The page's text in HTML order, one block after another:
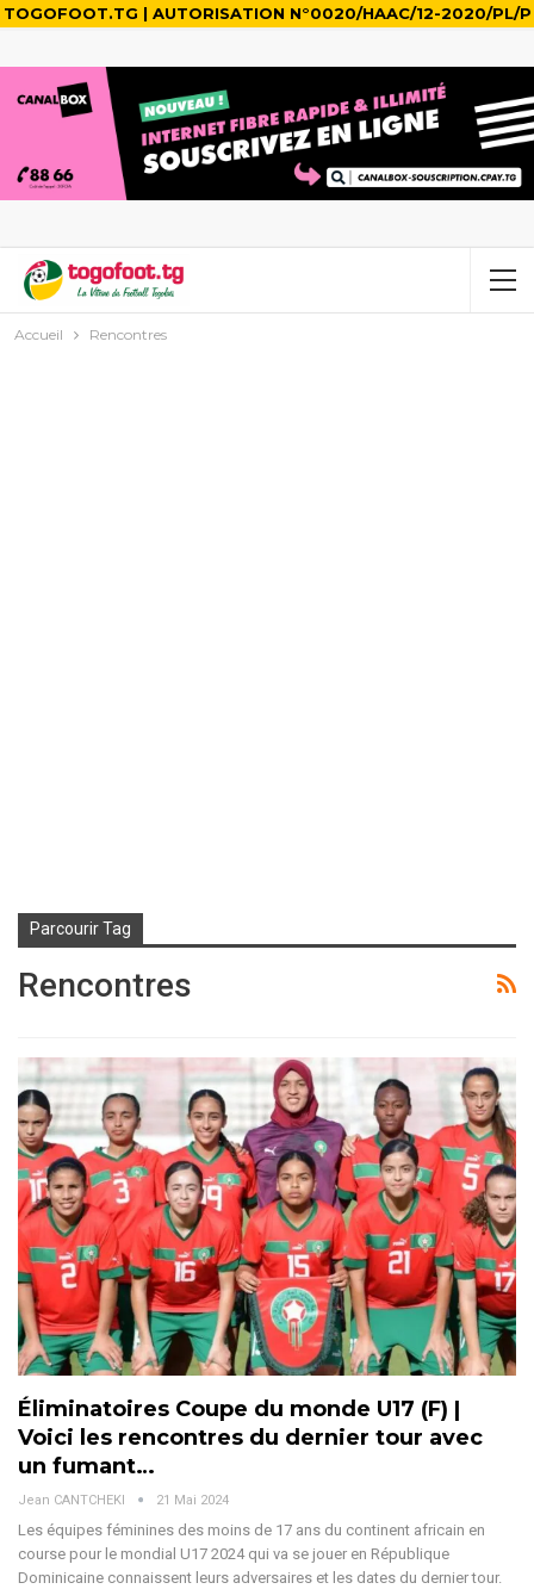
TOGOFOOT.TG | AUTORISATION N°0020/HAAC/12-2020/PL/P
Accueil Rencontres
Parcourir Tag
Rencontres
Éliminatoires Coupe du monde U17 (F) |
Voici les rencontres du dernier tour avec
un fumant…
Jean CANTCHEKI 21 Mai 2024
Les équipes féminines des moins de 17 ans du continent africain en
course pour le mondial U17 2024 qui va se jouer en République
Dominicaine connaissent leurs adversaires et les dates du dernier tour.